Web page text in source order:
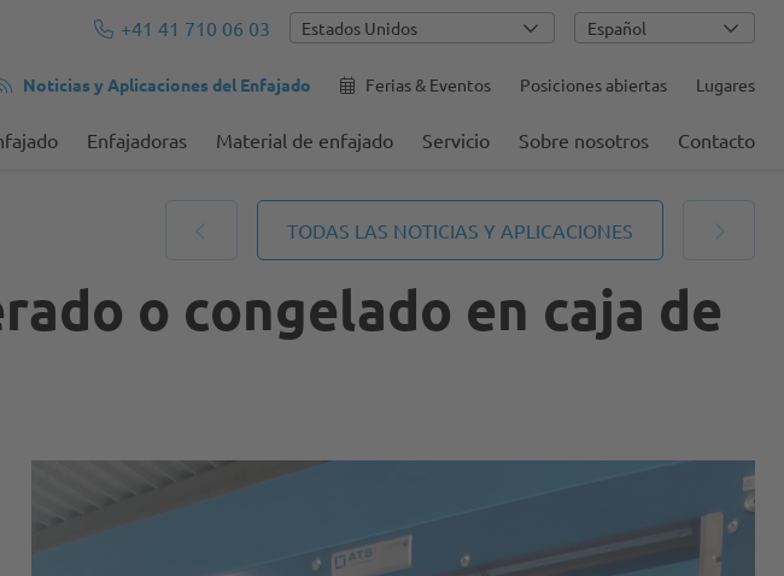
+41 41 710 06 03 Español
Noticias y Aplicaciones del Enfajado Ferias & Eventos Posiciones abiertas Lugares
Enfajadoras Material de enfajado Servicio Sobre nosotros Contacto
TODAS LAS NOTICIAS Y APLICACIONES
o congelado en caja de